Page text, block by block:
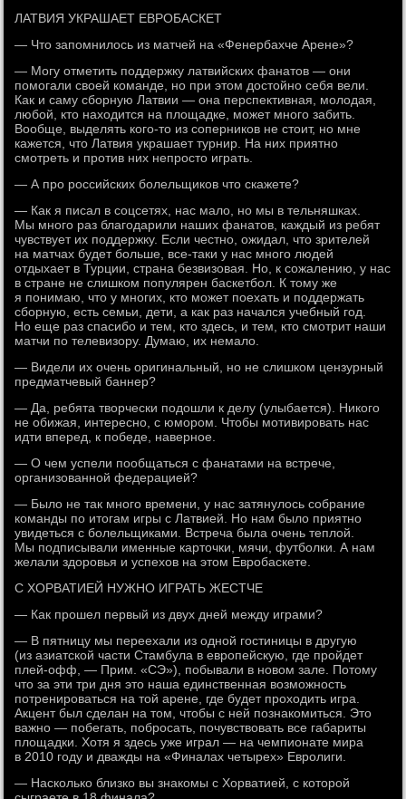
ЛАТВИЯ УКРАШАЕТ ЕВРОБАСКЕТ
— Что запомнилось из матчей на «Фенербахче Арене»?
— Могу отметить поддержку латвийских фанатов — они
помогали своей команде, но при этом достойно себя вели.
Как и саму сборную Латвии — она перспективная, молодая,
любой, кто находится на площадке, может много забить.
Вообще, выделять кого-то из соперников не стоит, но мне
кажется, что Латвия украшает турнир. На них приятно
смотреть и против них непросто играть.
— А про российских болельщиков что скажете?
— Как я писал в соцсетях, нас мало, но мы в тельняшках.
Мы много раз благодарили наших фанатов, каждый из ребят
чувствует их поддержку. Если честно, ожидал, что зрителей
на матчах будет больше, все-таки у нас много людей
отдыхает в Турции, страна безвизовая. Но, к сожалению, у нас
в стране не слишком популярен баскетбол. К тому же
я понимаю, что у многих, кто может поехать и поддержать
сборную, есть семьи, дети, а как раз начался учебный год.
Но еще раз спасибо и тем, кто здесь, и тем, кто смотрит наши
матчи по телевизору. Думаю, их немало.
— Видели их очень оригинальный, но не слишком цензурный
предматчевый баннер?
— Да, ребята творчески подошли к делу (улыбается). Никого
не обижая, интересно, с юмором. Чтобы мотивировать нас
идти вперед, к победе, наверное.
— О чем успели пообщаться с фанатами на встрече,
организованной федерацией?
— Было не так много времени, у нас затянулось собрание
команды по итогам игры с Латвией. Но нам было приятно
увидеться с болельщиками. Встреча была очень теплой.
Мы подписывали именные карточки, мячи, футболки. А нам
желали здоровья и успехов на этом Евробаскете.
С ХОРВАТИЕЙ НУЖНО ИГРАТЬ ЖЕСТЧЕ
— Как прошел первый из двух дней между играми?
— В пятницу мы переехали из одной гостиницы в другую
(из азиатской части Стамбула в европейскую, где пройдет
плей-офф, — Прим. «СЭ»), побывали в новом зале. Потому
что за эти три дня это наша единственная возможность
потренироваться на той арене, где будет проходить игра.
Акцент был сделан на том, чтобы с ней познакомиться. Это
важно — побегать, побросать, почувствовать все габариты
площадки. Хотя я здесь уже играл — на чемпионате мира
в 2010 году и дважды на «Финалах четырех» Евролиги.
— Насколько близко вы знакомы с Хорватией, с которой